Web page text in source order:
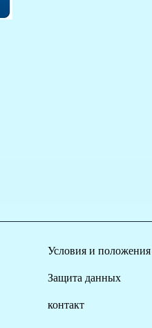
Условия и положения
Защита данных
контакт